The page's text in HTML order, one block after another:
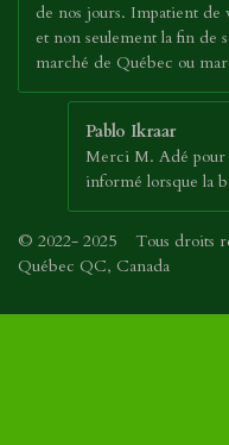
de nos jours. Impatient
et non seulement la fin de
marché de Québec ou
Pablo Ikraar
Merci M. Adé pour
informé lorsque la
© 2022- 2025 Tous droits
Québec QC, Canada